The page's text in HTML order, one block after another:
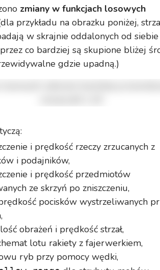
zmiany w funkcjach losowych
przykładu na obrazku poniżej,
w skrajnie oddalonych od siebie
co bardziej są skupione bliżej
gdzie upadną.)
i prędkość rzeczy zrzucanych z
i podajników,
i prędkość przedmiotów
ze skrzyń po zniszczeniu,
pocisków wystrzeliwanych
obrażeń i prędkość strzał,
lotu rakiety z fajerwerkiem,
ryb przy pomocy wędki,